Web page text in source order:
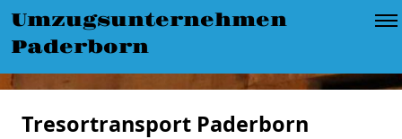
Umzugsunternehmen
Paderborn
Tresortransport Paderborn